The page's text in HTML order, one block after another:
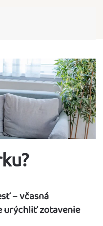
– včasná
urýchliť zotavenie